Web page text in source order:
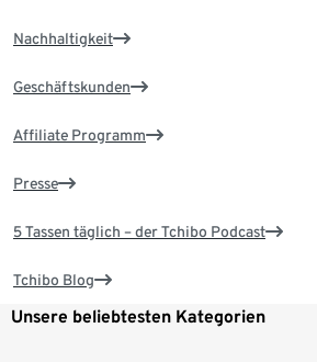
Nachhaltigkeit
Geschäftskunden
Affiliate Programm
Presse
5 Tassen täglich – der Tchibo Podcast
Tchibo Blog
Unsere beliebtesten Kategorien